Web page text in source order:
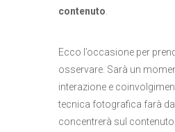
contenuto
Ecco l’occasione per
osservare. Sarà un
interazione e
tecnica fotografica farà
concentrerà sul